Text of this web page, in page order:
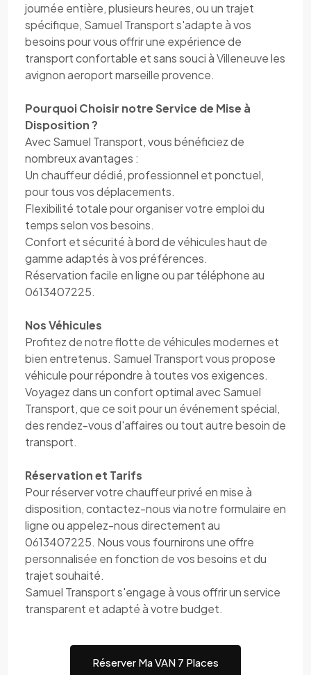
journée entière, plusieurs heures, ou un trajet
spécifique, Samuel Transport s'adapte à vos
besoins pour vous offrir une expérience de
transport confortable et sans souci à Villeneuve les
avignon aeroport marseille provence.
Pourquoi Choisir notre Service de Mise à
Disposition ?
Avec Samuel Transport, vous bénéficiez de
nombreux avantages :
Un chauffeur dédié, professionnel et ponctuel,
pour tous vos déplacements.
Flexibilité totale pour organiser votre emploi du
temps selon vos besoins.
Confort et sécurité à bord de véhicules haut de
gamme adaptés à vos préférences.
Réservation facile en ligne ou par téléphone au
0613407225.
Nos Véhicules
Profitez de notre flotte de véhicules modernes et
bien entretenus. Samuel Transport vous propose
véhicule pour répondre à toutes vos exigences.
Voyagez dans un confort optimal avec Samuel
Transport, que ce soit pour un événement spécial,
des rendez-vous d'affaires ou tout autre besoin de
transport.
Réservation et Tarifs
Pour réserver votre chauffeur privé en mise à
disposition, contactez-nous via notre formulaire en
ligne ou appelez-nous directement au
0613407225. Nous vous fournirons une offre
personnalisée en fonction de vos besoins et du
trajet souhaité.
Samuel Transport s'engage à vous offrir un service
transparent et adapté à votre budget.
Réserver Ma VAN 7 Places